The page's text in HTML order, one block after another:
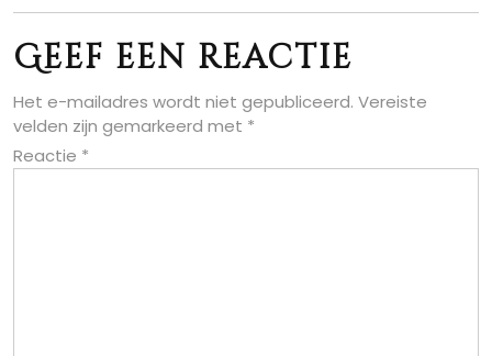
Geef een reactie
Het e-mailadres wordt niet gepubliceerd. Vereiste
velden zijn gemarkeerd met *
Reactie *